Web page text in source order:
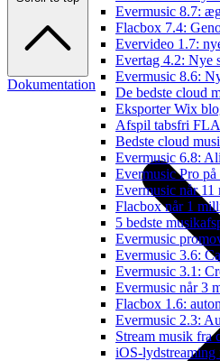
Evermusic 8.7:
Flacbox 7.4:
Evervideo 1.7:
Evertag 4.2: Nye
Evermusic 8.6:
De bedste cloud
Eksporter Wix
Afspil tabsfri
Bedste cloud
Evermusic 6.8:
Evermusic Pro
Evermusic når
Flacbox når 1
5 bedste
Evermusic
Evermusic 3.6:
Evermusic 3.1:
Evermusic når 3
Flacbox 1.6:
Evermusic 2.3:
Stream musik fra
iOS-lydstreaming
Dokumentation